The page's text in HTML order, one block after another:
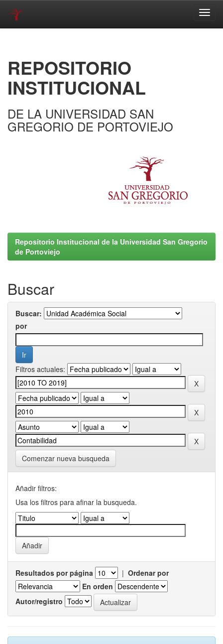
REPOSITORIO
INSTITUCIONAL
DE LA UNIVERSIDAD SAN
GREGORIO DE PORTOVIEJO
Repositorio Institucional de la Universidad San Gregorio
de Portoviejo
Buscar
Buscar:
por
Filtros actuales:
Comenzar nueva busqueda
Añadir filtros:
Usa los filtros para afinar la busqueda.
Resultados por página | Ordenar por
En orden
Autor/registro